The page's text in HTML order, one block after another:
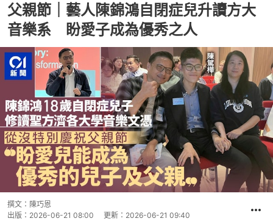
父親節｜藝人陳錦鴻自閉症兒升讀方大
音樂系 盼愛子成為優秀之人
撰文： 陳巧恩
出版： 2026-06-21 08:00 更新： 2026-06-21 09:40